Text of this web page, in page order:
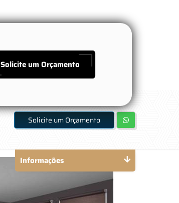
Solicite um Orçamento
Solicite um Orçamento
Informações